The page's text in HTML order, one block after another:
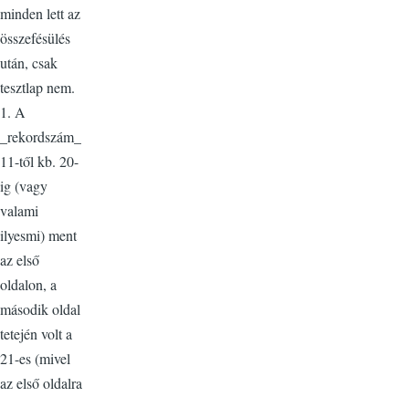
minden lett az
összefésülés
után, csak
tesztlap nem.
1. A
_rekordszám_
11-től kb. 20-
ig (vagy
valami
ilyesmi) ment
az első
oldalon, a
második oldal
tetején volt a
21-es (mivel
az első oldalra